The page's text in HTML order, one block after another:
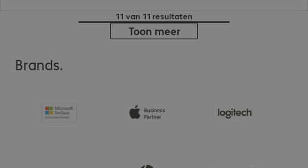
11 van 11 resultaten
Toon meer
Brands.